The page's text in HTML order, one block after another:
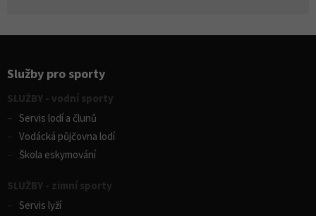
Služby pro sporty
SLUŽBY - vodní sporty
Servis lodí a člunů
Vodácká půjčovna lodí
Škola eskymování
SLUŽBY - zimní sporty
Servis lyží